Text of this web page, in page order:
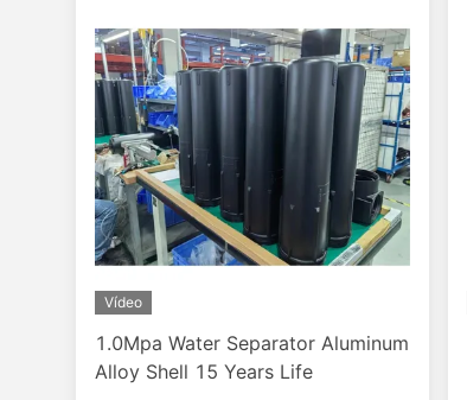
Vídeo
1.0Mpa Water Separator Aluminum
Alloy Shell 15 Years Life